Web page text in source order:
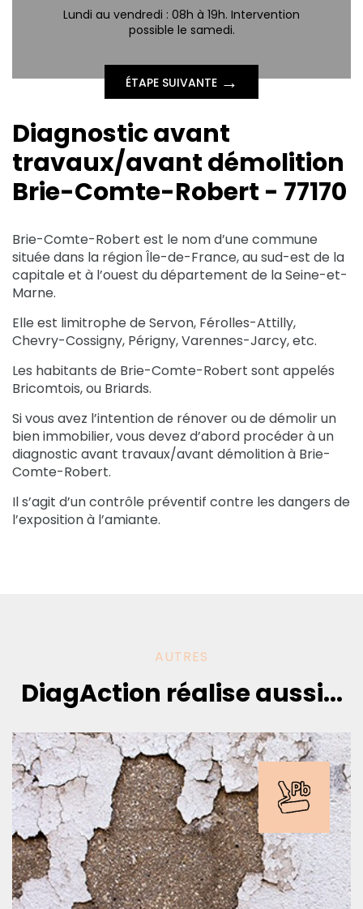
Lundi au vendredi : 08h à 19h. Intervention
possible le samedi.
ÉTAPE SUIVANTE →
Diagnostic avant
travaux/avant démolition
Brie-Comte-Robert - 77170
Brie-Comte-Robert est le nom d’une commune
située dans la région Île-de-France, au sud-est de la
capitale et à l’ouest du département de la Seine-et-
Marne.
Elle est limitrophe de Servon, Férolles-Attilly,
Chevry-Cossigny, Périgny, Varennes-Jarcy, etc.
Les habitants de Brie-Comte-Robert sont appelés
Bricomtois, ou Briards.
Si vous avez l’intention de rénover ou de démolir un
bien immobilier, vous devez d’abord procéder à un
diagnostic avant travaux/avant démolition à Brie-
Comte-Robert.
Il s’agit d’un contrôle préventif contre les dangers de
l’exposition à l’amiante.
AUTRES
DiagAction réalise aussi...